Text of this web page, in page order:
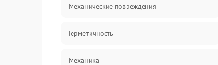
Механические повреждения
Герметичность
Механика